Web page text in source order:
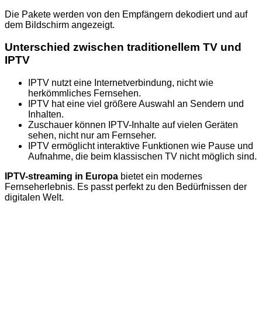
Die Pakete werden von den Empfängern dekodiert und auf
dem Bildschirm angezeigt.
Unterschied zwischen traditionellem TV und
IPTV
IPTV nutzt eine Internetverbindung, nicht wie
herkömmliches Fernsehen.
IPTV hat eine viel größere Auswahl an Sendern und
Inhalten.
Zuschauer können IPTV-Inhalte auf vielen Geräten
sehen, nicht nur am Fernseher.
IPTV ermöglicht interaktive Funktionen wie Pause und
Aufnahme, die beim klassischen TV nicht möglich sind.
IPTV-streaming in Europa bietet ein modernes
Fernseherlebnis. Es passt perfekt zu den Bedürfnissen der
digitalen Welt.